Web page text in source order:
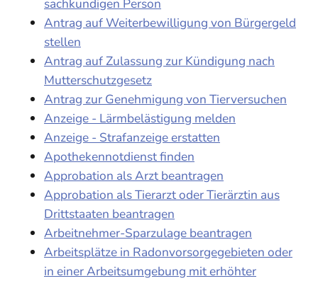
sachkundigen Person
Antrag auf Weiterbewilligung von Bürgergeld
stellen
Antrag auf Zulassung zur Kündigung nach
Mutterschutzgesetz
Antrag zur Genehmigung von Tierversuchen
Anzeige - Lärmbelästigung melden
Anzeige - Strafanzeige erstatten
Apothekennotdienst finden
Approbation als Arzt beantragen
Approbation als Tierarzt oder Tierärztin aus
Drittstaaten beantragen
Arbeitnehmer-Sparzulage beantragen
Arbeitsplätze in Radonvorsorgegebieten oder
in einer Arbeitsumgebung mit erhöhter